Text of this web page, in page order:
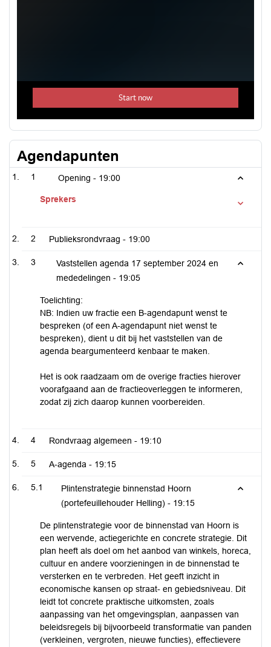
Agendapunten
1 Opening - 19:00
Sprekers
2 Publieksrondvraag - 19:00
3
Vaststellen agenda 17 september 2024 en
mededelingen - 19:05
Toelichting:
NB: Indien uw fractie een B-agendapunt wenst te
bespreken (of een A-agendapunt niet wenst te
bespreken), dient u dit bij het vaststellen van de
agenda beargumenteerd kenbaar te maken.
Het is ook raadzaam om de overige fracties hierover
voorafgaand aan de fractieoverleggen te informeren,
zodat zij zich daarop kunnen voorbereiden.
4 Rondvraag algemeen - 19:10
5 A-agenda - 19:15
5.1
Plintenstrategie binnenstad Hoorn
(portefeuillehouder Helling) - 19:15
De plintenstrategie voor de binnenstad van Hoorn is
een wervende, actiegerichte en concrete strategie. Dit
plan heeft als doel om het aanbod van winkels, horeca,
cultuur en andere voorzieningen in de binnenstad te
versterken en te verbreden. Het geeft inzicht in
economische kansen op straat- en gebiedsniveau. Dit
leidt tot concrete praktische uitkomsten, zoals
aanpassing van het omgevingsplan, aanpassen van
beleidsregels bij bijvoorbeeld transformatie van panden
(verkleinen, vergroten, nieuwe functies), effectievere